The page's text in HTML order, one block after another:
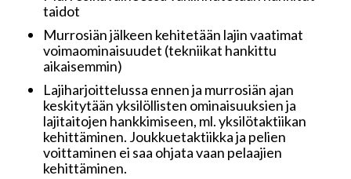
taidot
Murrosiän jälkeen kehitetään lajin vaatimat
voimaominaisuudet (tekniikat hankittu
aikaisemmin)
Lajiharjoittelussa ennen ja murrosiän ajan
keskitytään yksilöllisten ominaisuuksien ja
lajitaitojen hankkimiseen, ml. yksilötaktiikan
kehittäminen. Joukkuetaktiikka ja pelien
voittaminen ei saa ohjata vaan pelaajien
kehittäminen.